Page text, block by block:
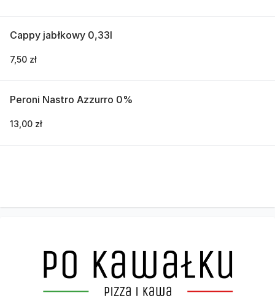
Cappy jabłkowy 0,33l
7,50 zł
Peroni Nastro Azzurro 0%
13,00 zł